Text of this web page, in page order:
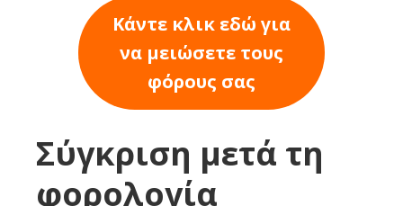
Κάντε κλικ εδώ για
να μειώσετε τους
φόρους σας
Σύγκριση μετά τη
φορολογία